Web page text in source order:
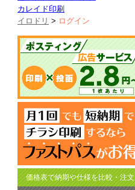
カレイド印刷
イロドリ > ログイン
価格表で納期や仕様を比較・注文